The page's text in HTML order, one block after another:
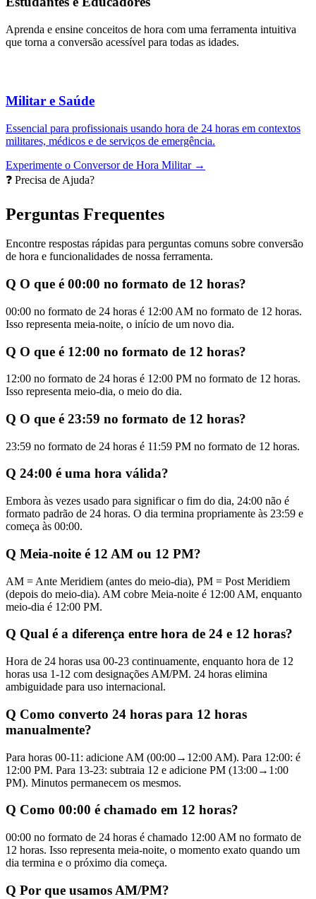
Aprenda e ensine conceitos de hora com uma ferramenta intuitiva
que torna a conversão acessível para todas as idades.
Militar e Saúde
Essencial para profissionais usando hora de 24 horas em contextos
militares, médicos e de serviços de emergência.
Experimente o Conversor de Hora Militar →
❓ Precisa de Ajuda?
Perguntas Frequentes
Encontre respostas rápidas para perguntas comuns sobre conversão
de hora e funcionalidades de nossa ferramenta.
Q O que é 00:00 no formato de 12 horas?
00:00 no formato de 24 horas é 12:00 AM no formato de 12 horas.
Isso representa meia-noite, o início de um novo dia.
Q O que é 12:00 no formato de 12 horas?
12:00 no formato de 24 horas é 12:00 PM no formato de 12 horas.
Isso representa meio-dia, o meio do dia.
Q O que é 23:59 no formato de 12 horas?
23:59 no formato de 24 horas é 11:59 PM no formato de 12 horas.
Q 24:00 é uma hora válida?
Embora às vezes usado para significar o fim do dia, 24:00 não é
formato padrão de 24 horas. O dia termina propriamente às 23:59 e
começa às 00:00.
Q Meia-noite é 12 AM ou 12 PM?
AM = Ante Meridiem (antes do meio-dia), PM = Post Meridiem
(depois do meio-dia). AM cobre Meia-noite é 12:00 AM, enquanto
meio-dia é 12:00 PM.
Q Qual é a diferença entre hora de 24 e 12 horas?
Hora de 24 horas usa 00-23 continuamente, enquanto hora de 12
horas usa 1-12 com designações AM/PM. 24 horas elimina
ambiguidade para uso internacional.
Q Como converto 24 horas para 12 horas
manualmente?
Para horas 00-11: adicione AM (00:00→12:00 AM). Para 12:00: é
12:00 PM. Para 13-23: subtraia 12 e adicione PM (13:00→1:00
PM). Minutos permanecem os mesmos.
Q Como 00:00 é chamado em 12 horas?
00:00 no formato de 24 horas é chamado 12:00 AM no formato de
12 horas. Isso representa meia-noite, o momento exato quando um
dia termina e o próximo dia começa.
Q Por que usamos AM/PM?